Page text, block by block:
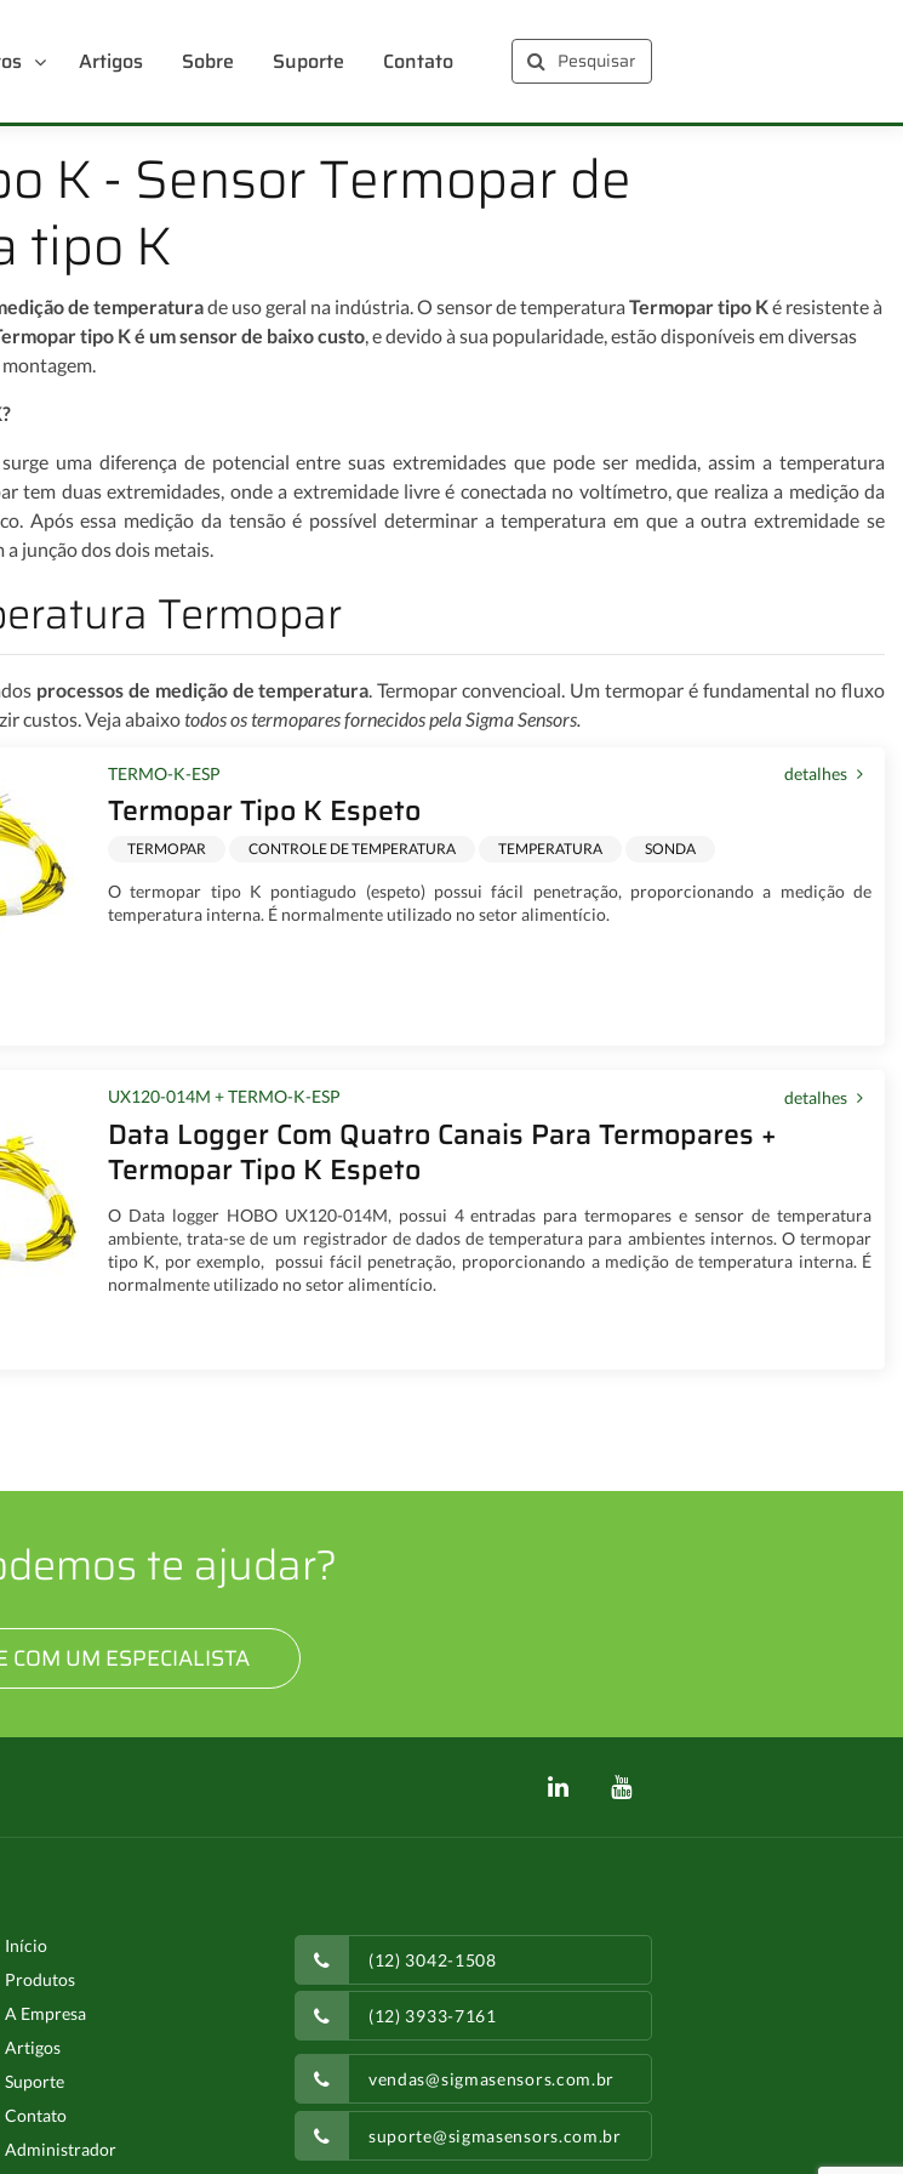
Artigos Sobre Suporte Contato Pesquisar
K - Sensor Termopar de
tipo K
de temperaturade uso geral na indústria. O sensor de temperaturaTermopar tipo Ké resistente à
tipo K é um sensor de baixo custo , e devido à sua popularidade, estão disponíveis em diversas
uma diferença de potencial entre suas extremidades que pode ser medida, assim a temperatura
tem duas extremidades, onde a extremidade livre é conectada no voltímetro, que realiza a medição da
Após essa medição da tensão é possível determinar a temperatura em que a outra extremidade se
junção dos dois metais.
Termopar
processos de medição de temperatura . Termopar convencioal. Um termopar é fundamental no fluxo
custos. Veja abaixotodos os termopares fornecidos pela Sigma Sensors.
TERMO-K-ESP detalhes
Termopar Tipo K Espeto
TERMOPAR CONTROLE DE TEMPERATURA TEMPERATURA SONDA
O termopar tipo K pontiagudo (espeto) possui fácil penetração, proporcionando a medição de
temperatura interna. É normalmente utilizado no setor alimentício.
UX120-014M + TERMO-K-ESP detalhes
Data Logger Com Quatro Canais Para Termopares +
Termopar Tipo K Espeto
O Data logger HOBO UX120-014M, possui 4 entradas para termopares e sensor de temperatura
ambiente, trata-se de um registrador de dados de temperatura para ambientes internos. O termopar
tipo K, por exemplo, possui fácil penetração, proporcionando a medição de temperatura interna. É
normalmente utilizado no setor alimentício.
te ajudar?
COM UM ESPECIALISTA
Início
Produtos
A Empresa
Artigos
Suporte
Contato
Administrador
(12) 3042-1508
(12) 3933-7161
vendas@sigmasensors.com.br
suporte@sigmasensors.com.br